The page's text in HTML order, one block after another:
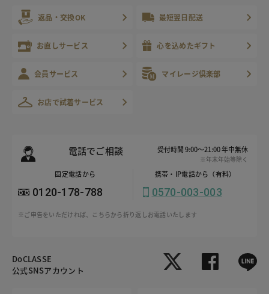
返品・交換OK 最短翌日配送
お直しサービス 心を込めたギフト
会員サービス マイレージ倶楽部
お店で試着サービス
電話でご相談 受付時間 9:00～21:00 年中無休
※年末年始等除く
固定電話から
0120-178-788
携帯・IP電話から（有料）
0570-003-003
※ご申告をいただければ、こちらから折り返しお電話いたします
DoCLASSE
公式SNSアカウント